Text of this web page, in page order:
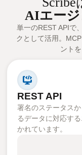
AIエージ
単一のREST APIで
クとして活用。
ント
REST API
署名のステータス
るデータに対応す
かれています。